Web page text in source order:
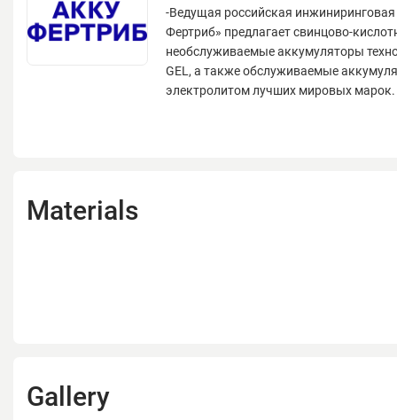
-Ведущая российская
Фертриб» предлагает свинцово-
необслуживаемые аккумуляторы
GEL, а также обслуживаемые
электролитом лучших мировых марок.
Materials
Gallery
For visitors